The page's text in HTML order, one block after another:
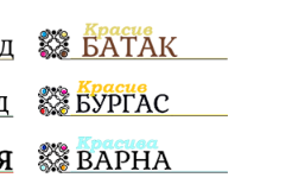
майка дела
любов
правосъдие интерес